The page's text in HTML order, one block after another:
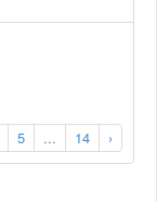
5 ... 14 ›